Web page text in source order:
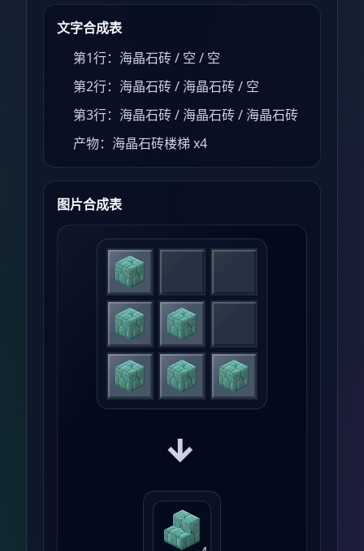
文字合成表
第1行：海晶石砖 / 空 / 空
第2行：海晶石砖 / 海晶石砖 / 空
第3行：海晶石砖 / 海晶石砖 / 海晶石砖
产物：海晶石砖楼梯 x4
图片合成表
→